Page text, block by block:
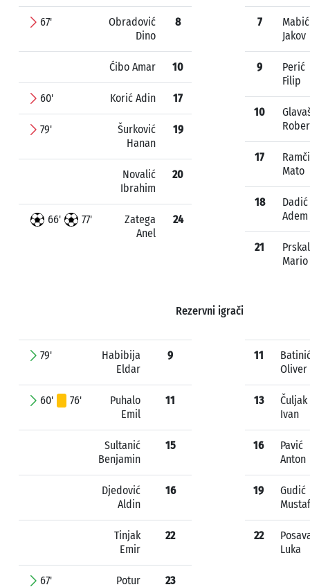
67'
Obradović
Dino
8
Ćibo Amar 10
60' Korić Adin 17
79'
Šurković
Hanan
19
Novalić
Ibrahim
20
66' 77'
Zatega
Anel
24
7
Mabić
Jakov
9
Perić
Filip
10
17
Mato
18
Dadić
Adem
21
Mario
Rezervni igrači
79'
Habibija
Eldar
9
60' 76'
Puhalo
Emil
11
Sultanić
Benjamin
15
Djedović
Aldin
16
Tinjak
Emir
22
67'
Potur
23
11
Oliver
13
Čuljak
Ivan
16
Pavić
Anton
19
Gudić
22
Luka